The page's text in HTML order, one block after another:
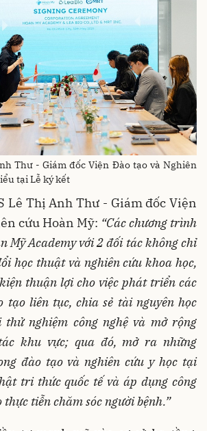
Thư - Giám đốc Viện Đào tạo và Nghiên
tại Lễ ký kết
Lê Thị Anh Thư - Giám đốc Viện
cứu Hoàn Mỹ: “Các chương trình
Mỹ Academy với 2 đối tác không chỉ
học thuật và nghiên cứu khoa học,
thuận lợi cho việc phát triển các
tạo liên tục, chia sẻ tài nguyên học
nghiệm công nghệ và mở rộng
khu vực; qua đó, mở ra những
đào tạo và nghiên cứu y học tại
tri thức quốc tế và áp dụng công
thực tiễn chăm sóc người bệnh.”